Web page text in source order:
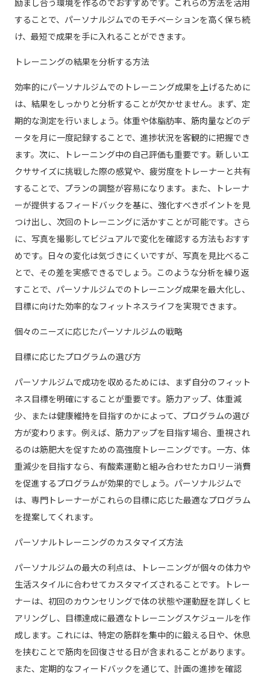
することで、パーソナルジムでのモチベーションを高く保ち続
け、最短で成果を手に入れることができます。
トレーニングの結果を分析する方法
効率的にパーソナルジムでのトレーニング成果を上げるために
は、結果をしっかりと分析することが欠かせません。まず、定
期的な測定を行いましょう。体重や体脂肪率、筋肉量などのデ
ータを月に一度記録することで、進捗状況を客観的に把握でき
ます。次に、トレーニング中の自己評価も重要です。新しいエ
クササイズに挑戦した際の感覚や、疲労度をトレーナーと共有
することで、プランの調整が容易になります。また、トレーナ
ーが提供するフィードバックを基に、強化すべきポイントを見
つけ出し、次回のトレーニングに活かすことが可能です。さら
に、写真を撮影してビジュアルで変化を確認する方法もおすす
めです。日々の変化は気づきにくいですが、写真を見比べるこ
とで、その差を実感できるでしょう。このような分析を繰り返
すことで、パーソナルジムでのトレーニング成果を最大化し、
目標に向けた効率的なフィットネスライフを実現できます。
個々のニーズに応じたパーソナルジムの戦略
目標に応じたプログラムの選び方
パーソナルジムで成功を収めるためには、まず自分のフィット
ネス目標を明確にすることが重要です。筋力アップ、体重減
少、または健康維持を目指すのかによって、プログラムの選び
方が変わります。例えば、筋力アップを目指す場合、重視され
るのは筋肥大を促すための高強度トレーニングです。一方、体
重減少を目指すなら、有酸素運動と組み合わせたカロリー消費
を促進するプログラムが効果的でしょう。パーソナルジムで
は、専門トレーナーがこれらの目標に応じた最適なプログラム
を提案してくれます。
パーソナルトレーニングのカスタマイズ方法
パーソナルジムの最大の利点は、トレーニングが個々の体力や
生活スタイルに合わせてカスタマイズされることです。トレー
ナーは、初回のカウンセリングで体の状態や運動歴を詳しくヒ
アリングし、目標達成に最適なトレーニングスケジュールを作
成します。これには、特定の筋群を集中的に鍛える日や、休息
を挟むことで筋肉を回復させる日が含まれることがあります。
また、定期的なフィードバックを通じて、計画の進捗を確認